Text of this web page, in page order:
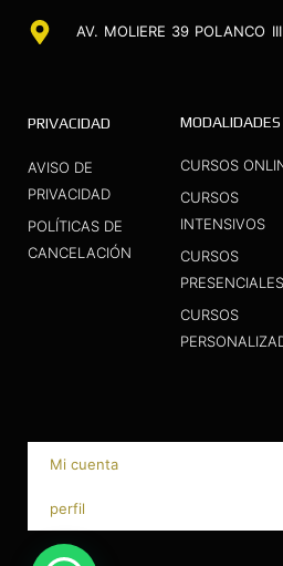
AV. MOLIERE 39 POLANCO
PRIVACIDAD
AVISO DE
PRIVACIDAD
POLÍTICAS DE
CANCELACIÓN
MODALIDADES
CURSOS
CURSOS
INTENSIVOS
CURSOS
PRESENCIALES
CURSOS
Mi cuenta
perfil